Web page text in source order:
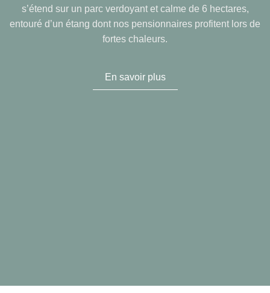
s’étend sur un parc verdoyant et calme de 6 hectares,
entouré d’un étang dont nos pensionnaires profitent lors de
fortes chaleurs.
En savoir plus